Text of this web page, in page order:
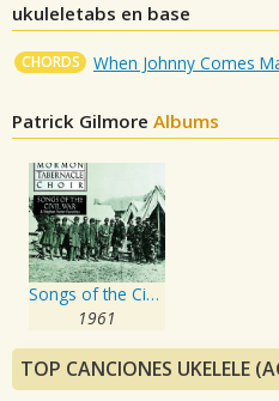
ukuleletabs en base
CHORDS When Johnny Comes
Patrick Gilmore Albums
Songs of the Civil War
1961
TOP CANCIONES UKELELE